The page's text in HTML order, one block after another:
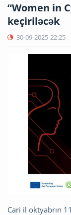
“Women in
keçiriləcək
30-09-2025 22:25
Cari il oktyabrın